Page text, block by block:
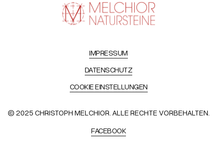
© 2025 CHRISTOPH MELCHIOR. ALLE RECHTE VORBEHALTEN.
IMPRESSUM
DATENSCHUTZ
COOKIE EINSTELLUNGEN
FACEBOOK